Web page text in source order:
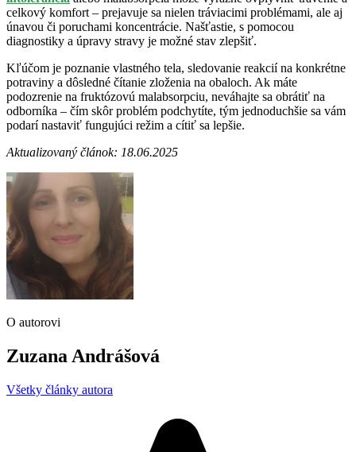
celkový komfort – prejavuje sa nielen tráviacimi problémami, ale aj
únavou či poruchami koncentrácie. Našťastie, s pomocou
diagnostiky a úpravy stravy je možné stav zlepšiť.
Kľúčom je poznanie vlastného tela, sledovanie reakcií na konkrétne
potraviny a dôsledné čítanie zloženia na obaloch. Ak máte
podozrenie na fruktózovú malabsorpciu, neváhajte sa obrátiť na
odborníka – čím skôr problém podchytíte, tým jednoduchšie sa vám
podarí nastaviť fungujúci režim a cítiť sa lepšie.
Aktualizovaný článok: 18.06.2025
O autorovi
Zuzana Andrášová
Všetky články autora